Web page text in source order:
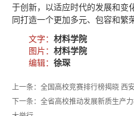
于创新，以适应时代的发展和变
同打造一个更加多元、包容和繁
文字： 材料学院
图片： 材料学院
编辑： 徐琛
上一条：全国高校竞赛排行榜揭晓 西
下一条：全省高校推动发展新质生产